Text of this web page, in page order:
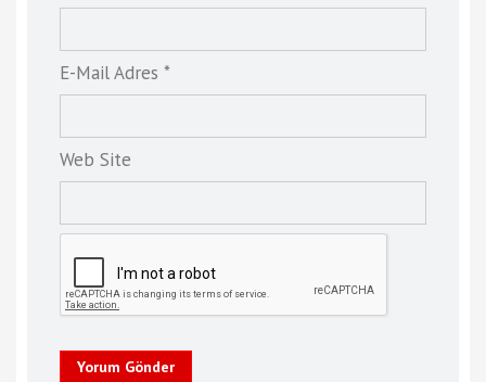
E-Mail Adres *
Web Site
Yorum Gönder